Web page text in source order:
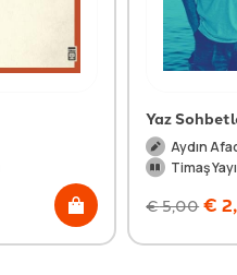
Yaz
Aydın
Timaş
€5,00 €